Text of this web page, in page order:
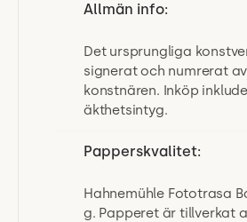
Allmän info:
Det ursprungliga
signerat och numrerat av
konstnären. Inköp
äkthetsintyg.
Papperskvalitet:
Hahnemühle Fototrasa
g. Papperet är tillverkat